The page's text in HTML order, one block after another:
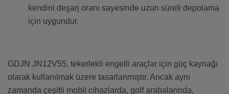
kendini deşarj oranı sayesinde uzun süreli depolama
için uygundur.
GDJN JN12V55, tekerlekli engelli araçlar için güç kaynağı
olarak kullanılmak üzere tasarlanmıştır. Ancak aynı
zamanda çeşitli mobil cihazlarda, golf arabalarında,